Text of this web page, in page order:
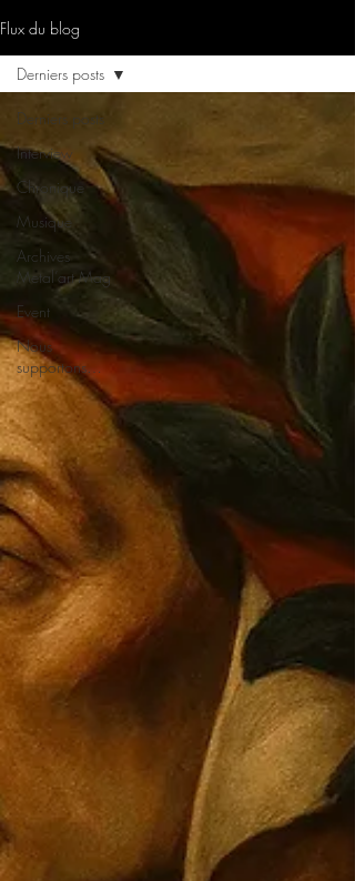
Flux du blog
Derniers posts
Interview
Chronique
Musique
Archives
Metal’art Mag
Event
Nous
supportons…
Derniers posts